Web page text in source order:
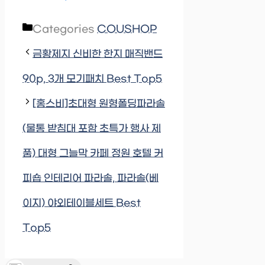
Categories COUSHOP
금황제지 신비한 한지 매직밴드
90p, 3개 모기패치 Best Top5
[홍스비]초대형 원형폴딩파라솔
(물통 받침대 포함 초특가 행사 제
품) 대형 그늘막 카페 정원 호텔 커
피숍 인테리어 파라솔, 파라솔(베
이지) 야외테이블세트 Best
Top5